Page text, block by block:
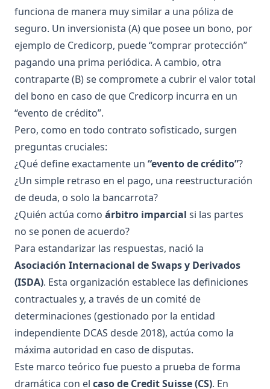
funciona de manera muy similar a una póliza de
seguro. Un inversionista (A) que posee un bono, por
ejemplo de Credicorp, puede “comprar protección”
pagando una prima periódica. A cambio, otra
contraparte (B) se compromete a cubrir el valor total
del bono en caso de que Credicorp incurra en un
“evento de crédito”.
Pero, como en todo contrato sofisticado, surgen
preguntas cruciales:
¿Qué define exactamente un “evento de crédito”?
¿Un simple retraso en el pago, una reestructuración
de deuda, o solo la bancarrota?
¿Quién actúa como árbitro imparcial si las partes
no se ponen de acuerdo?
Para estandarizar las respuestas, nació la
Asociación Internacional de Swaps y Derivados
(ISDA). Esta organización establece las definiciones
contractuales y, a través de un comité de
determinaciones (gestionado por la entidad
independiente DCAS desde 2018), actúa como la
máxima autoridad en caso de disputas.
Este marco teórico fue puesto a prueba de forma
dramática con el caso de Credit Suisse (CS). En